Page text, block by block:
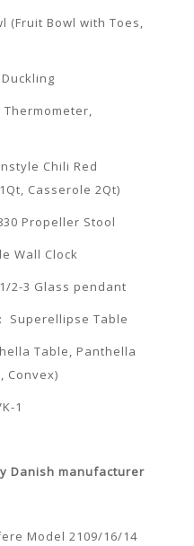
Bowl with Toes,
Chili Red
Casserole 2Qt)
Stool
Clock
3 Glass pendant
Superellipse Table
Table, Panthella
Convex)
1
Danish manufacturer
2109/16/14